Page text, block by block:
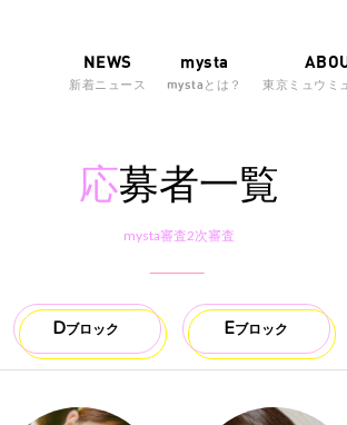
NEWS
新着ニュース
mysta
mystaとは？ 東京ミュウミ
応募者一覧
mysta審査2次審査
Dブロック Eブロック